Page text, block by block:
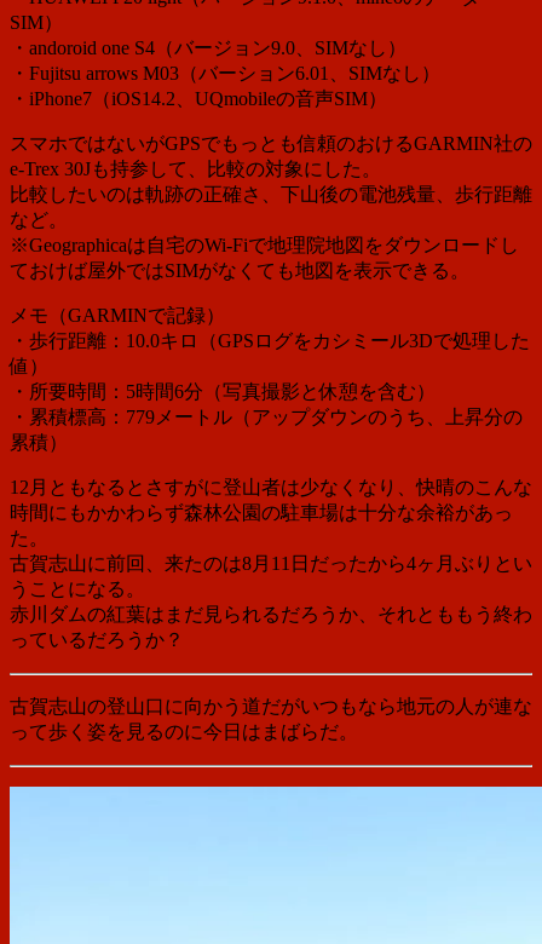
SIM）
・andoroid one S4（バージョン9.0、SIMなし）
・Fujitsu arrows M03（バーション6.01、SIMなし）
・iPhone7（iOS14.2、UQmobileの音声SIM）
スマホではないがGPSでもっとも信頼のおけるGARMIN社の
e-Trex 30Jも持参して、比較の対象にした。
比較したいのは軌跡の正確さ、下山後の電池残量、歩行距離
など。
※Geographicaは自宅のWi-Fiで地理院地図をダウンロードし
ておけば屋外ではSIMがなくても地図を表示できる。
メモ（GARMINで記録）
・歩行距離：10.0キロ（GPSログをカシミール3Dで処理した
値）
・所要時間：5時間6分（写真撮影と休憩を含む）
・累積標高：779メートル（アップダウンのうち、上昇分の
累積）
12月ともなるとさすがに登山者は少なくなり、快晴のこんな
時間にもかかわらず森林公園の駐車場は十分な余裕があっ
た。
古賀志山に前回、来たのは8月11日だったから4ヶ月ぶりとい
うことになる。
赤川ダムの紅葉はまだ見られるだろうか、それとももう終わ
っているだろうか？
古賀志山の登山口に向かう道だがいつもなら地元の人が連な
って歩く姿を見るのに今日はまばらだ。